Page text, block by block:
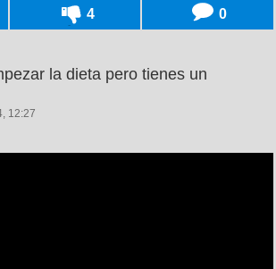
4 0
la dieta pero tienes un
12:27